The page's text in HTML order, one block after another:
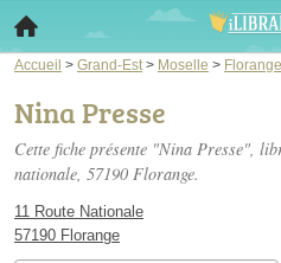
Accueil > Grand-Est > Moselle > Florange
Nina Presse
Cette fiche présente "Nina Presse",
nationale, 57190 Florange.
11 Route Nationale
57190 Florange